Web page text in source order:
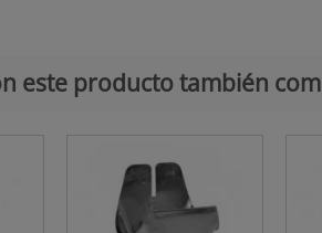
este producto también